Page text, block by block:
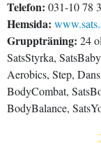
Telefon: 031-10 78
Hemsida:
Gruppträning: 24
SatsStyrka,
Aerobics, Step,
BodyCombat,
BodyBalance,